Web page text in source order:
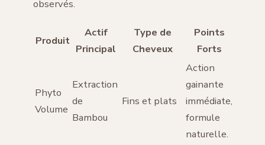
observés.
Produit
Actif
Principal
Type de
Cheveux
Points
Forts
Phyto
Volume
Extraction
de
Bambou
Fins et plats
Action
gainante
immédiate,
formule
naturelle.